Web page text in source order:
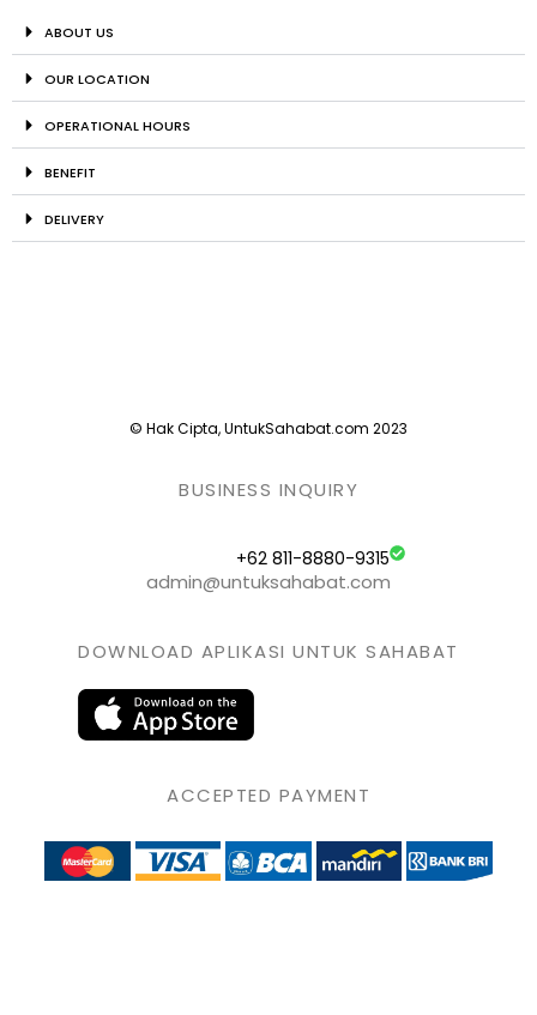
ABOUT US
OUR LOCATION
OPERATIONAL HOURS
BENEFIT
DELIVERY
© Hak Cipta, UntukSahabat.com 2023
BUSINESS INQUIRY
+62 811-8880-9315
admin@untuksahabat.com
DOWNLOAD APLIKASI UNTUK SAHABAT
ACCEPTED PAYMENT